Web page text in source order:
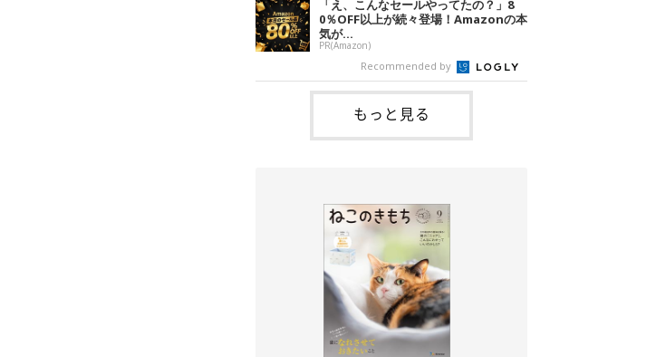
です。子猫時代のモモちゃん。
@Kingponzuその日は気温が35℃を
@ten_ramuさんの愛猫・ラムくんとてん
ちゃん（ともに取材時6才）の成長記録で
す。この写真は、お迎えして間もない生後
1カ月半ごろの2匹。当時、ラムくんは260
グラム、てんちゃんは209グラムと、どち
らもとても小さな体でした。2匹
しました。ゴミ袋の中で見つかった、ミニ
モグラのような子猫よちよち歩きをしてい
たころの、生後2〜3週齢ごろのドンちゃ
ん。@doddou_1今回紹介するのは、
X（旧Twitter）ユーザー@doddou_1さん
の愛猫・ドンちゃん（取材時、推定6才／
本名：ドミトリー・ドンスコイ）。ドンち
ゃんは、保護猫でした。ドンちゃんが見つ
かったのは、飼い主さんの姉の勤め先の敷
「え、こんなセールやってたの？」8
0％OFF以上が続々登場！Amazonの本
気が...
PR(Amazon)
Recommended by
もっと見る